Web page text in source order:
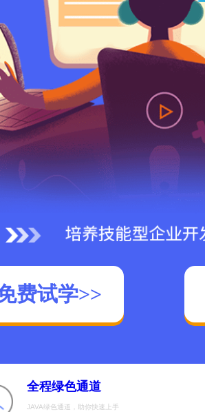
费试学>>
全程绿色通道
JAVA绿色通道，助你快速上手